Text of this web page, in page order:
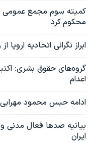
کمیته سوم مجمع عمومی
محکوم کرد
ابراز نگرانی اتحادیه
اعدام
ادامه حبس محمود مهرابی
بیانیه صدها فعال مدنی
ایران